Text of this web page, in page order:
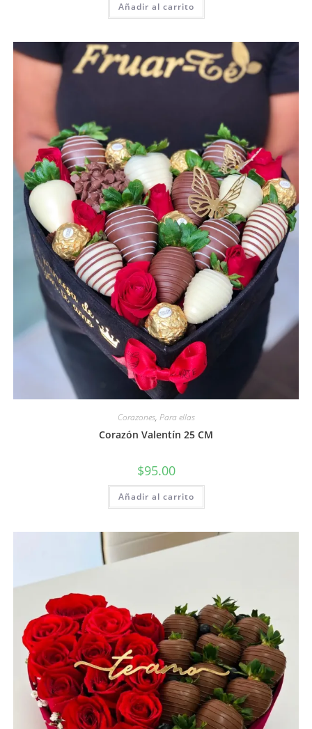
Añadir al carrito
Corazones, Para ellas
Corazón Valentín 25 CM
$95.00
Añadir al carrito